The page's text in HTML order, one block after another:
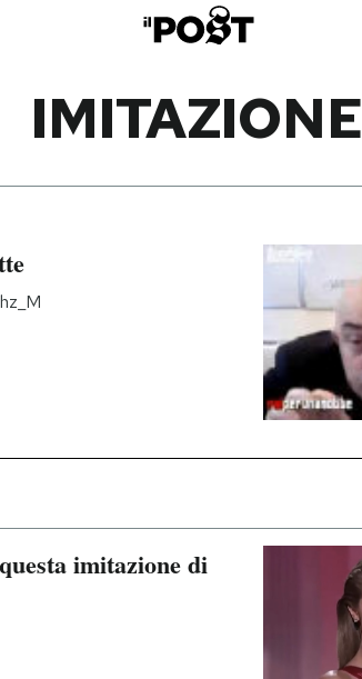
IMITAZIONE
imitazione di